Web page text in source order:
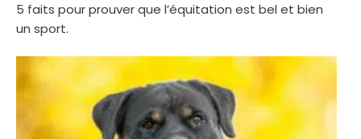
5 faits pour prouver que l’équitation est bel et bien
un sport.